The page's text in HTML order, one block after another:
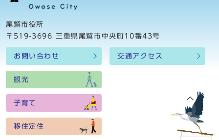
尾鷲市役所
〒519-3696 三重県尾鷲市中央町10番43号
お問い合わせ 交通アクセス
観光
子育て
移住定住